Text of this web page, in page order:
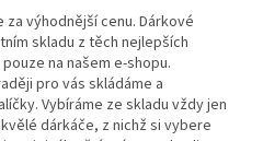
výhodnější cenu. Dárkové
skladu z těch nejlepších
na našem e-shopu.
pro vás skládáme a
Vybíráme ze skladu vždy jen
dárkáče, z nichž si vybere